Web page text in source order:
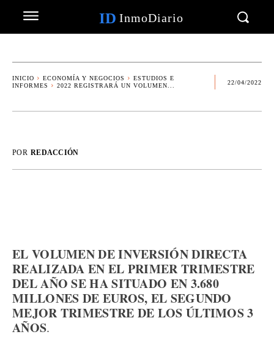
ID InmoDiario
INICIO ECONOMÍA Y NEGOCIOS
ESTUDIOS E
INFORMES
2022 REGISTRARÁ UN VOLUMEN...
22/04/2022
POR REDACCIÓN
EL VOLUMEN DE INVERSIÓN DIRECTA
REALIZADA EN EL PRIMER TRIMESTRE
DEL AÑO SE HA SITUADO EN 3.680
MILLONES DE EUROS, EL SEGUNDO
MEJOR TRIMESTRE DE LOS ÚLTIMOS 3
AÑOS.